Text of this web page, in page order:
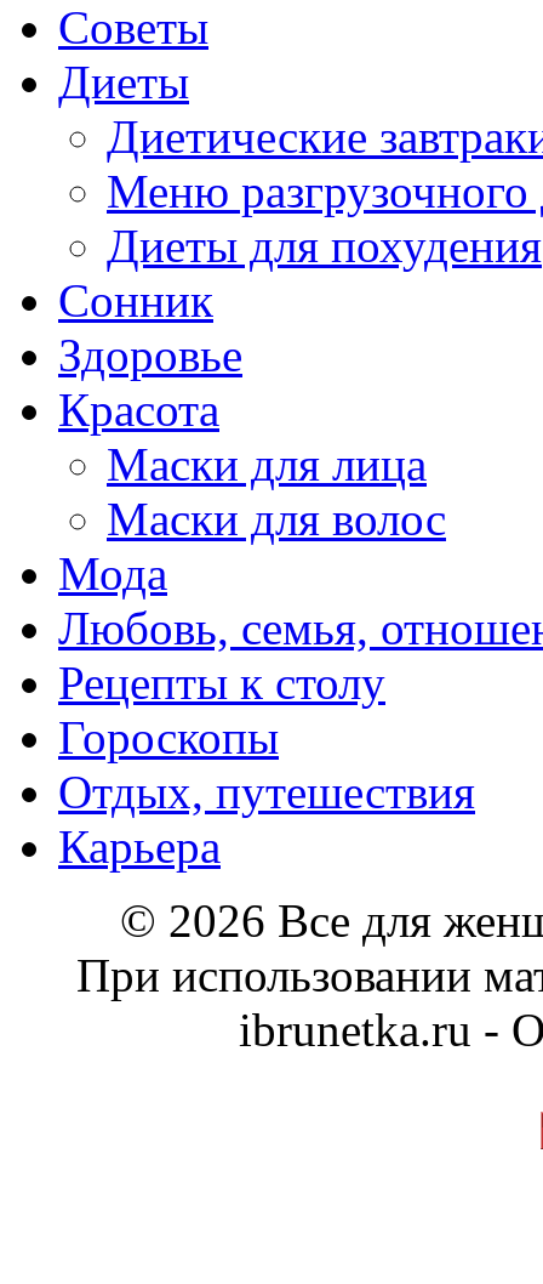
Советы
Диеты
Диетические
Меню разгрузочного
Диеты для похудения
Сонник
Здоровье
Красота
Маски для лица
Маски для волос
Мода
Любовь, семья,
Рецепты к столу
Гороскопы
Отдых, путешествия
Карьера
© 2026 Все для
При использовании
ibrunetka.ru